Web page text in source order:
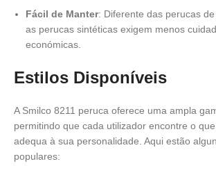
Fácil de Manter: Diferente das perucas de
as perucas sintéticas exigem menos
económicas.
Estilos Disponíveis
A Smilco 8211 peruca oferece uma ampla
permitindo que cada utilizador encontre o
adequa à sua personalidade. Aqui estão
populares: